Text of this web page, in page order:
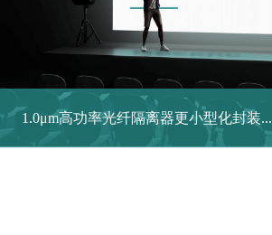
1.0μm高功率光纤隔离器更小型化封装...